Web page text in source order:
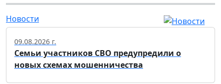
Новости
09.08.2026 г.
Семьи участников СВО предупредили о
новых схемах мошенничества